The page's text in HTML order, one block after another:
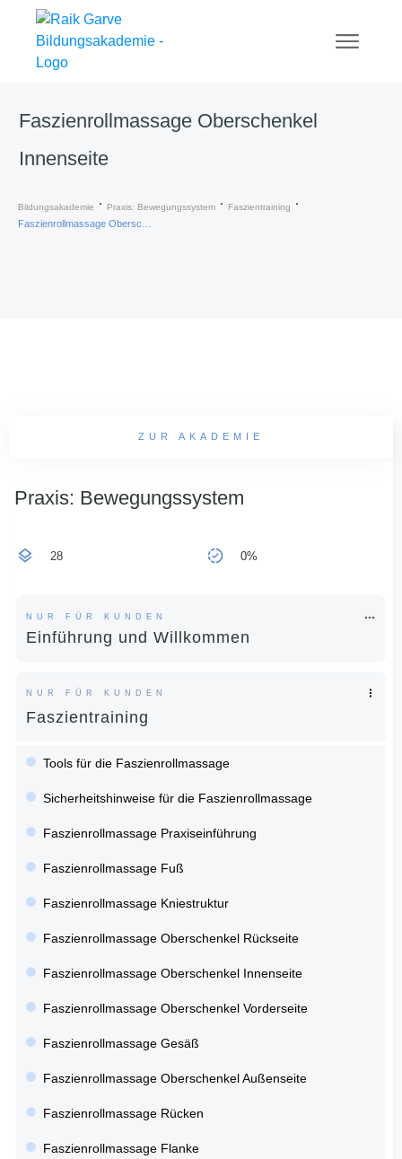
Faszienrollmassage Oberschenkel
Innenseite
Bildungsakademie Praxis: Bewegungssystem Faszientraining
ZUR AKADEMIE
Praxis: Bewegungssystem
28 0%
NUR FÜR KUNDEN
Einführung und Willkommen
NUR FÜR KUNDEN
Faszientraining
Tools für die Faszienrollmassage
Sicherheitshinweise für die Faszienrollmassage
Faszienrollmassage Praxiseinführung
Faszienrollmassage Fuß
Faszienrollmassage Kniestruktur
Faszienrollmassage Oberschenkel Rückseite
Faszienrollmassage Oberschenkel Innenseite
Faszienrollmassage Oberschenkel Vorderseite
Faszienrollmassage Gesäß
Faszienrollmassage Oberschenkel Außenseite
Faszienrollmassage Rücken
Faszienrollmassage Flanke